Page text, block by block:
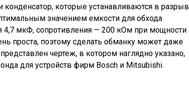
конденсатор, которые устанавливаются в разрыв
значением емкости для обхода
4,7 мкФ, сопротивления — 200 кОм при мощности
проста, поэтому сделать обманку может даже
чертеж, в котором наглядно указано,
для устройств фирм Bosch и Mitsubishi.